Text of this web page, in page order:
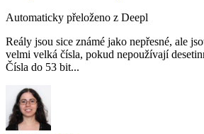
Automaticky přeloženo z Deepl
Reály jsou sice známé jako nepřesné, ale
velmi velká čísla, pokud nepoužívají
Čísla do 53 bit...